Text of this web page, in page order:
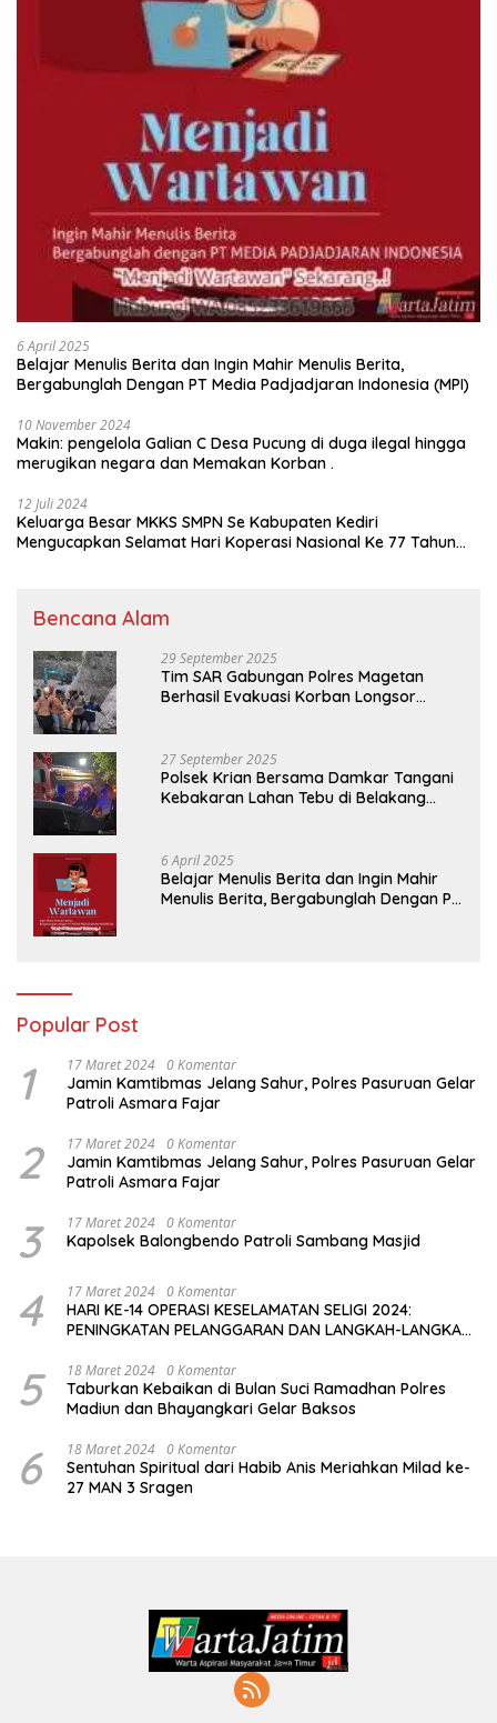
6 April 2025
Belajar Menulis Berita dan Ingin Mahir Menulis Berita,
Bergabunglah Dengan PT Media Padjadjaran Indonesia (MPI)
10 November 2024
Makin: pengelola Galian C Desa Pucung di duga ilegal hingga
merugikan negara dan Memakan Korban .
12 Juli 2024
Keluarga Besar MKKS SMPN Se Kabupaten Kediri
Mengucapkan Selamat Hari Koperasi Nasional Ke 77 Tahun
Bencana Alam
29 September 2025
Tim SAR Gabungan Polres Magetan
Berhasil Evakuasi Korban Longsor
27 September 2025
Polsek Krian Bersama Damkar Tangani
Kebakaran Lahan Tebu di Belakang
6 April 2025
Belajar Menulis Berita dan Ingin Mahir
Menulis Berita, Bergabunglah Dengan PT
Popular Post
1 17 Maret 2024 0 Komentar
Jamin Kamtibmas Jelang Sahur, Polres Pasuruan Gelar
Patroli Asmara Fajar
2 17 Maret 2024 0 Komentar
Jamin Kamtibmas Jelang Sahur, Polres Pasuruan Gelar
Patroli Asmara Fajar
3 17 Maret 2024 0 Komentar
Kapolsek Balongbendo Patroli Sambang Masjid
4 17 Maret 2024 0 Komentar
HARI KE-14 OPERASI KESELAMATAN SELIGI 2024:
PENINGKATAN PELANGGARAN DAN LANGKAH-LANGKAH
5 18 Maret 2024 0 Komentar
Taburkan Kebaikan di Bulan Suci Ramadhan Polres
Madiun dan Bhayangkari Gelar Baksos
6 18 Maret 2024 0 Komentar
Sentuhan Spiritual dari Habib Anis Meriahkan Milad ke-
27 MAN 3 Sragen